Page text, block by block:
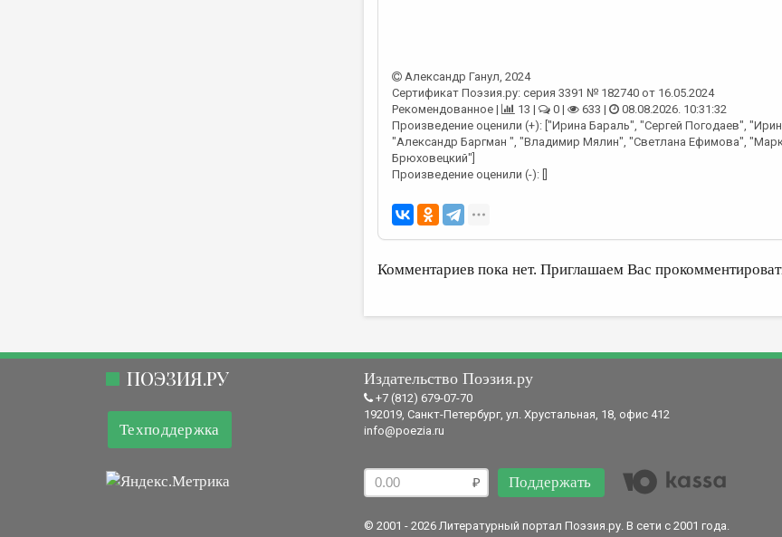
Александр Ганул, 2024
Сертификат Поэзия.ру: серия 3391 № 182740 от 16.05.2024
Рекомендованное |
13 | 0 | 633 |
08.08.2026. 10:31:32
Произведение оценили (+): ["Ирина Бараль", "Сергей Погодаев",
"Александр Баргман ", "Владимир Мялин", "Светлана Ефимова",
Брюховецкий"]
Произведение оценили (-): []
Комментариев пока нет. Приглашаем Вас
ПОЭЗИЯ.РУ
Техподдержка
Издательство Поэзия.ру
+7 (812) 679-07-70
192019, Санкт-Петербург, ул. Хрустальная, 18, офис 412
info@poezia.ru
Поддержать
© 2001 - 2026 Литературный портал Поэзия.ру. В сети с 2001 года.